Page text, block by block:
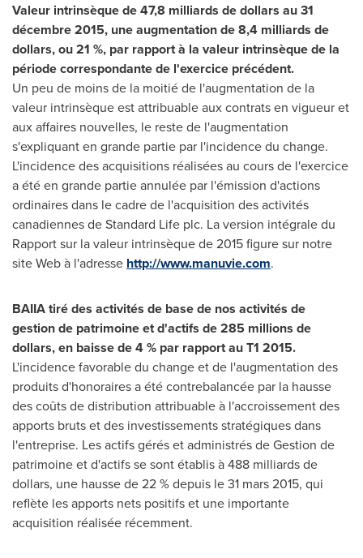
Valeur intrinsèque de 47,8 milliards de dollars au 31
décembre 2015, une augmentation de 8,4 milliards de
dollars, ou 21 %, par rapport à la valeur intrinsèque de la
période correspondante de l'exercice précédent.
Un peu de moins de la moitié de l'augmentation de la
valeur intrinsèque est attribuable aux contrats en vigueur et
aux affaires nouvelles, le reste de l'augmentation
s'expliquant en grande partie par l'incidence du change.
L'incidence des acquisitions réalisées au cours de l'exercice
a été en grande partie annulée par l'émission d'actions
ordinaires dans le cadre de l'acquisition des activités
canadiennes de Standard Life plc. La version intégrale du
Rapport sur la valeur intrinsèque de 2015 figure sur notre
site Web à l'adresse http://www.manuvie.com.
BAIIA tiré des activités de base de nos activités de
gestion de patrimoine et d'actifs de 285 millions de
dollars, en baisse de 4 % par rapport au T1 2015.
L'incidence favorable du change et de l'augmentation des
produits d'honoraires a été contrebalancée par la hausse
des coûts de distribution attribuable à l'accroissement des
apports bruts et des investissements stratégiques dans
l'entreprise. Les actifs gérés et administrés deGestion de
patrimoine et d'actifs se sont établis à 488 milliards de
dollars, une hausse de 22 % depuis le 31 mars 2015, qui
reflète les apports nets positifs et une importante
acquisition réalisée récemment.